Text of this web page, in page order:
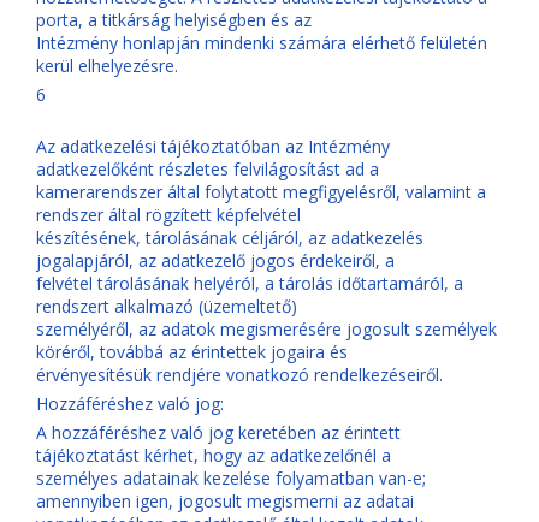
porta, a titkárság helyiségben és az
Intézmény honlapján mindenki számára elérhető felületén
kerül elhelyezésre.
6
Az adatkezelési tájékoztatóban az Intézmény
adatkezelőként részletes felvilágosítást ad a
kamerarendszer által folytatott megfigyelésről, valamint a
rendszer által rögzített képfelvétel
készítésének, tárolásának céljáról, az adatkezelés
jogalapjáról, az adatkezelő jogos érdekeiről, a
felvétel tárolásának helyéról, a tárolás időtartamáról, a
rendszert alkalmazó (üzemeltető)
személyéről, az adatok megismerésére jogosult személyek
köréről, továbbá az érintettek jogaira és
érvényesítésük rendjére vonatkozó rendelkezéseiről.
Hozzáféréshez való jog:
A hozzáféréshez való jog keretében az érintett
tájékoztatást kérhet, hogy az adatkezelőnél a
személyes adatainak kezelése folyamatban van-e;
amennyiben igen, jogosult megismerni az adatai